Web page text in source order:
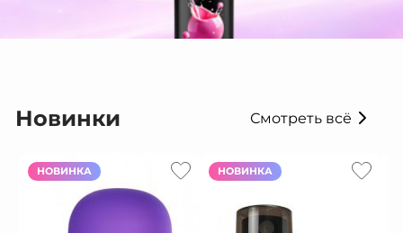
Новинки Смотреть всё
НОВИНКА НОВИНКА